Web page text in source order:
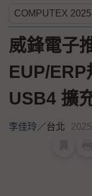
威鋒電子
EUP/ERP
USB4 擴
李佳玲／台北